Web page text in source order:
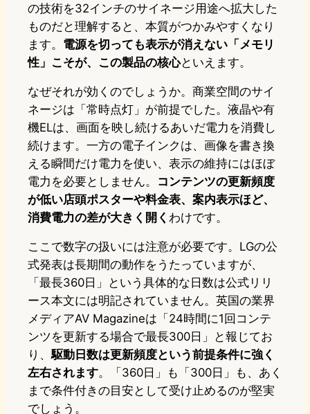
の技術を32インチのサイネージ用途へ拡大した
ものだと理解すると、本質がつかみやすくなり
ます。 電源を切っても表示が消えない「メモリ
性」こそが、この製品の核心といえます。
なぜそれが効くのでしょうか。商業空間のサイ
ネージは「常時点灯」が前提でした。液晶や有
機ELは、画面を映し続けるあいだ電力を消費し
続けます。一方の電子インクは、画像を書き換
える瞬間だけ電力を使い、表示の維持にはほぼ
電力を必要としません。 コンテンツの更新頻度
が低い店頭ポスターや料金表、案内表示ほど、
消費電力の差が大きく開く わけです。
ここで数字の扱いには注意が必要です。LGの公
式発表は長期間の動作をうたっていますが、
「最長360日」という具体的な日数は公式リリ
ース本文には明記されていません。英国の業界
メディアAV Magazineは「24時間に1回コンテ
ンツを更新する場合で最長300日」と報じてお
り、駆動日数は更新頻度という前提条件に強く
左右されます。「360日」も「300日」も、あく
まで条件付きの目安として受け止めるのが堅実
でしょう。